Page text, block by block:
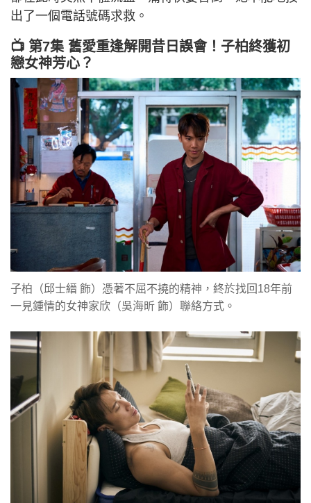
出了一個電話號碼求救。
📺 第7集 舊愛重逢解開昔日誤會！子柏終獲初
戀女神芳心？
子柏（邱士縉 飾）憑著不屈不撓的精神，終於找回18年前
一見鍾情的女神家欣（吳海昕 飾）聯絡方式。